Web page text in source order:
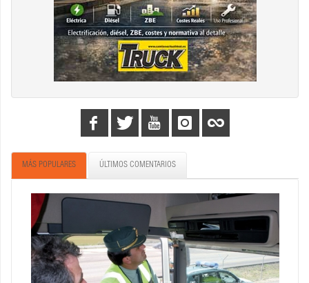
MÁS POPULARES ÚLTIMOS COMENTARIOS